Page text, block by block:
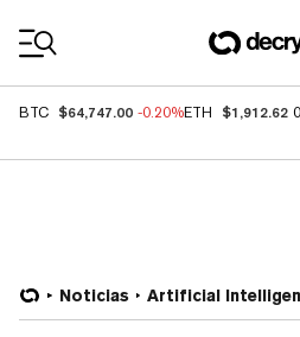
BTC $64,747.00 -0.20%ETH $1,912.62
Noticias Artificial